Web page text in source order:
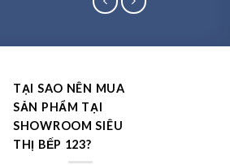
TẠI SAO NÊN MUA
SẢN PHẨM TẠI
SHOWROOM SIÊU
THỊ BẾP 123?